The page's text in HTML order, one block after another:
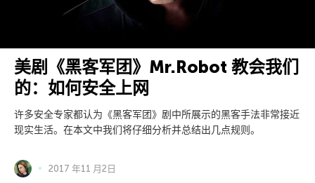
美剧《黑客军团》Mr.Robot 教会我们
的：如何安全上网
许多安全专家都认为《黑客军团》剧中所展示的黑客手法非常接近
现实生活。在本文中我们将仔细分析并总结出几点规则。
2017 年11 月2日